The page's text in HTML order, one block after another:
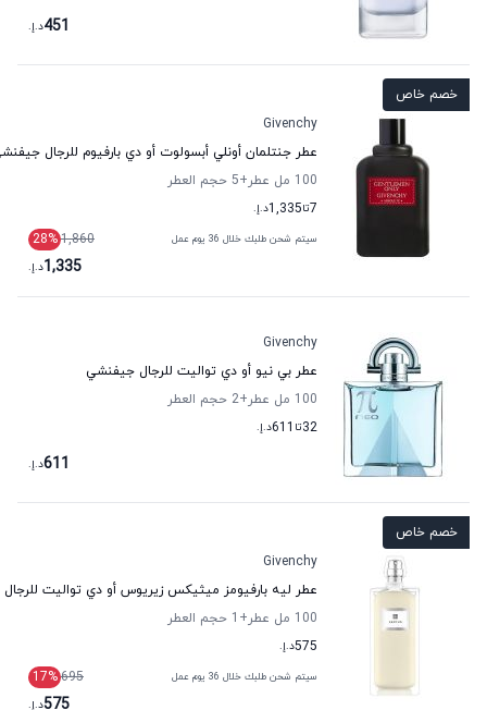
451د.إ.
خصم خاص
Givenchy
عطر جنتلمان أونلي أبسولوت أو دي بارفيوم للرجال
100 مل عطر
+5
حجم العطر
7تا1,335د.إ.
سيتم شحن طلبك خلال 36 يوم عمل 1,860
28%
1,335د.إ.
Givenchy
عطر بي نيو أو دي تواليت للرجال جيفنشي
100 مل عطر
+2
حجم العطر
32تا 611د.إ.
611د.إ.
خصم خاص
Givenchy
عطر ليه بارفيومز ميثيكس زيريوس أو دي تواليت
100 مل عطر
+1
حجم العطر
575د.إ.
سيتم شحن طلبك خلال 36 يوم عمل 695
17%
575د.إ.